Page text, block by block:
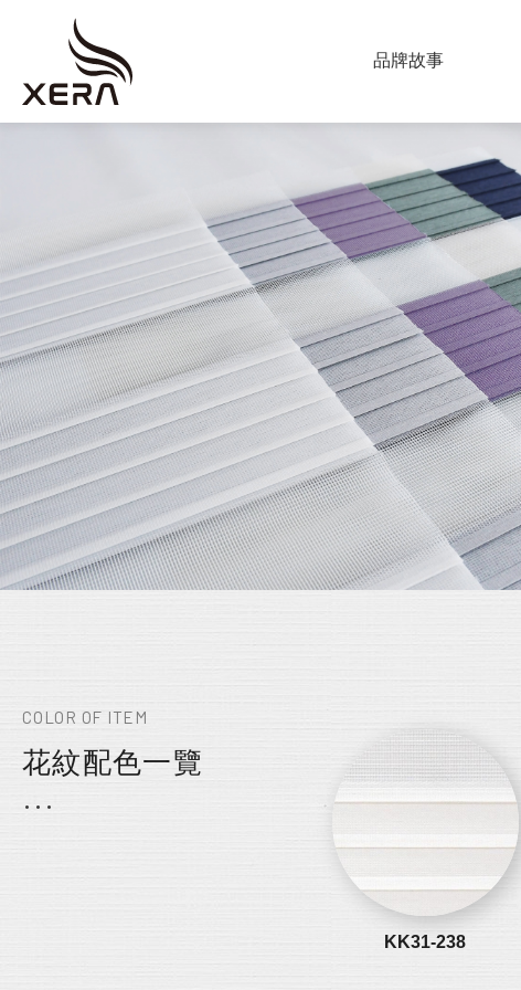
ABOUT US
品牌故事
調光簾
捲簾
垂直柔紗簾
COLOR OF ITEM
花紋配色一覽
KK31-238